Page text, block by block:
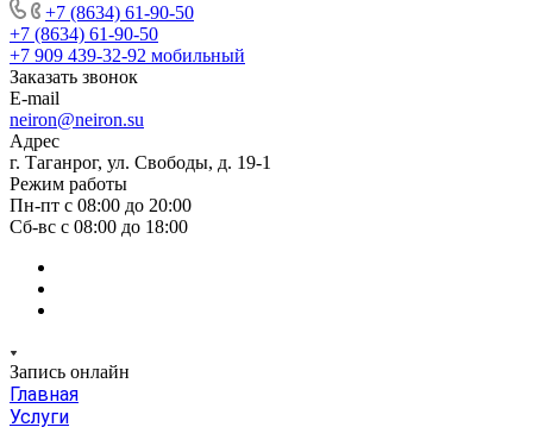
+7 (8634) 61-90-50
+7 (8634) 61-90-50
+7 909 439-32-92 мобильный
Заказать звонок
E-mail
neiron@neiron.su
Адрес
г. Таганрог, ул. Свободы, д. 19-1
Режим работы
Пн-пт с 08:00 до 20:00
Сб-вс с 08:00 до 18:00
Запись онлайн
Главная
Услуги